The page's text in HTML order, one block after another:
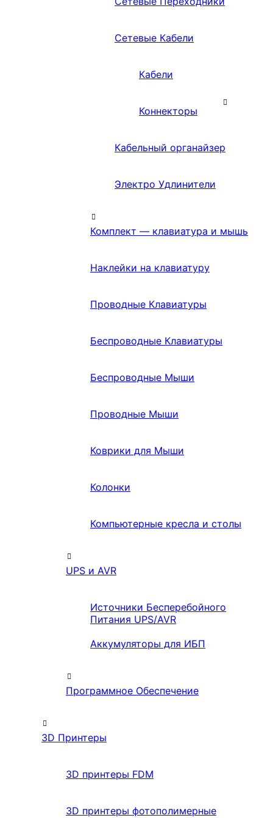
Сетевые Кабели
Кабели
Коннекторы
Кабельный органайзер
Электро Удлинители
Комплект — клавиатура и мышь
Наклейки на клавиатуру
Проводные Клавиатуры
Беспроводные Клавиатуры
Беспроводные Мыши
Проводные Мыши
Коврики для Мыши
Колонки
Компьютерные кресла и столы
UPS и AVR
Источники Бесперебойного
Питания UPS/AVR
Аккумуляторы для ИБП
Программное Обеспечение
3D Принтеры
3D принтеры FDM
3D принтеры фотополимерные